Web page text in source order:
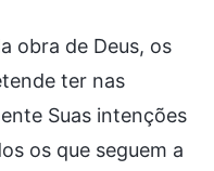
obra de Deus, os
ter nas
Suas intenções
os que seguem a